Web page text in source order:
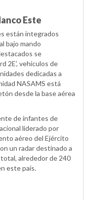
Este
están integrados
bajo mando
se
2E’, vehículos de
dedicadas a
NASAMS está
desde la base aérea
de infantes de
liderado por
aéreo del Ejército
un radar destinado a
total, alrededor de 240
este país.